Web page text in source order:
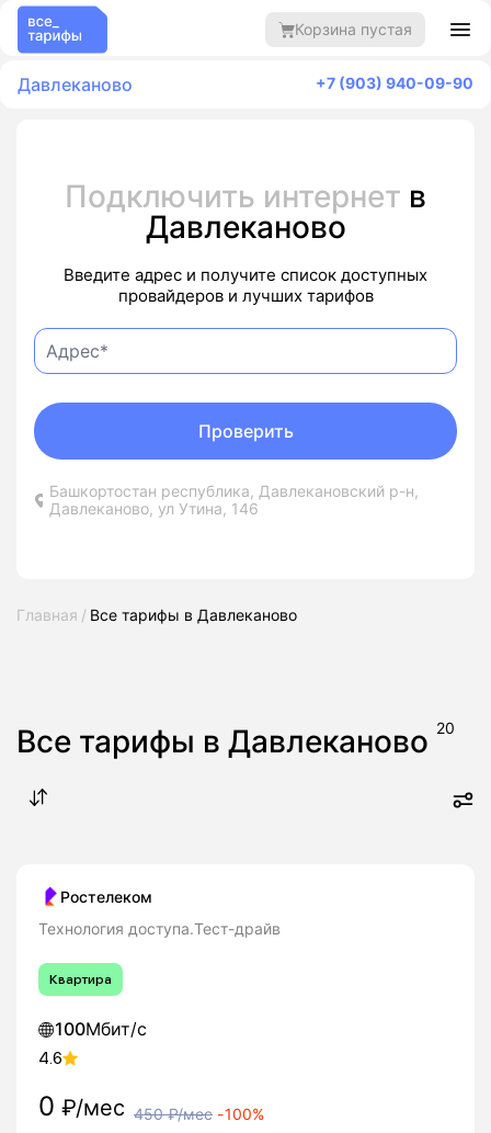
Корзина пустая
Давлеканово +7 (903) 940-09-90
Подключить интернет в
Давлеканово
Введите адрес и получите список доступных
провайдеров и лучших тарифов
Башкортостан республика, Давлекановский р-н,
Давлеканово, ул Утина, 146
Проверить
Главная Все тарифы в Давлеканово
Все тарифы в Давлеканово 20
Ростелеком
Технология доступа.Тест-драйв
Квартира
100Мбит/с
4.6
0 ₽/мес 450₽/мес -100%